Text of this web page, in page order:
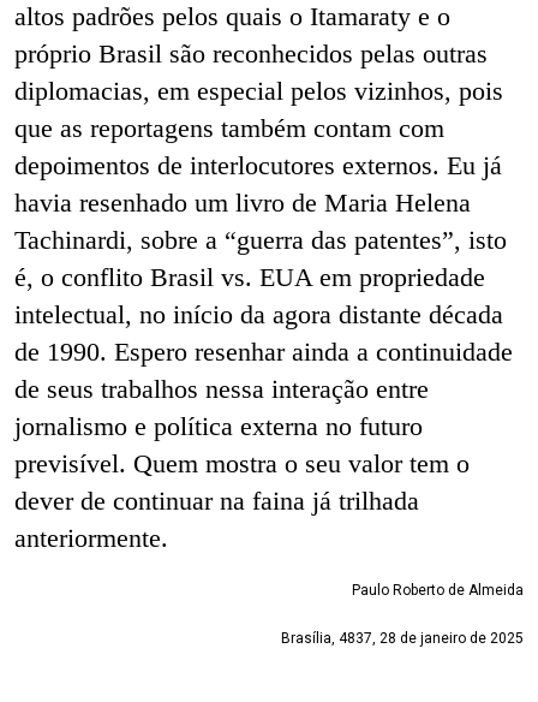
altos padrões pelos quais o Itamaraty e o
próprio Brasil são reconhecidos pelas outras
diplomacias, em especial pelos vizinhos, pois
que as reportagens também contam com
depoimentos de interlocutores externos. Eu já
havia resenhado um livro de Maria Helena
Tachinardi, sobre a “guerra das patentes”, isto
é, o conflito Brasil vs. EUA em propriedade
intelectual, no início da agora distante década
de 1990. Espero resenhar ainda a continuidade
de seus trabalhos nessa interação entre
jornalismo e política externa no futuro
previsível. Quem mostra o seu valor tem o
dever de continuar na faina já trilhada
anteriormente.
Paulo Roberto de Almeida
Brasília, 4837, 28 de janeiro de 2025